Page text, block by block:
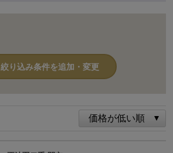
絞り込み条件を追加・変更